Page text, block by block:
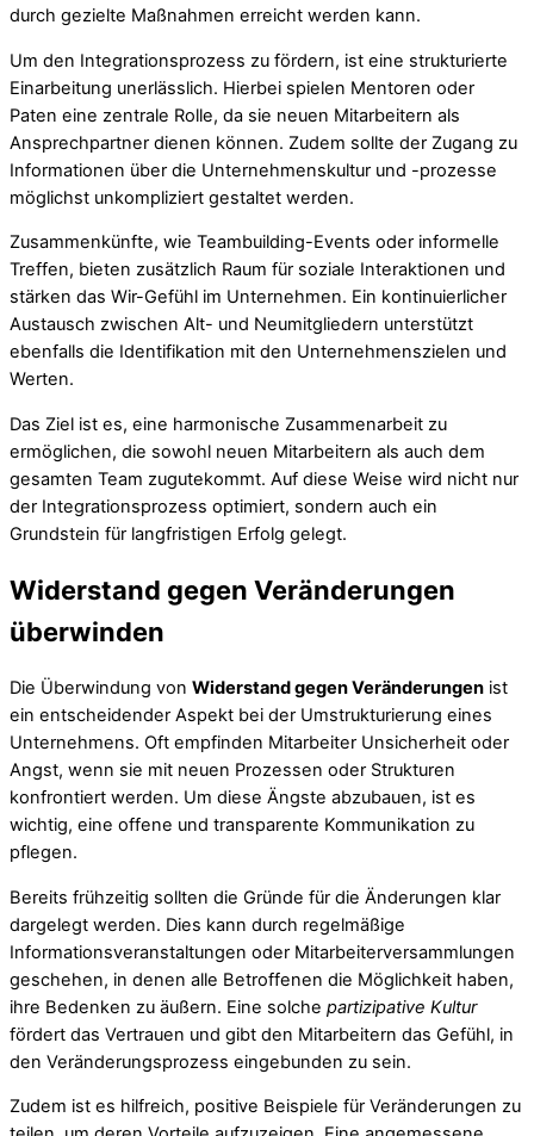
durch gezielte Maßnahmen erreicht werden kann.
Um den Integrationsprozess zu fördern, ist eine strukturierte
Einarbeitung unerlässlich. Hierbei spielen Mentoren oder
Paten eine zentrale Rolle, da sie neuen Mitarbeitern als
Ansprechpartner dienen können. Zudem sollte der Zugang zu
Informationen über die Unternehmenskultur und -prozesse
möglichst unkompliziert gestaltet werden.
Zusammenkünfte, wie Teambuilding-Events oder informelle
Treffen, bieten zusätzlich Raum für soziale Interaktionen und
stärken das Wir-Gefühl im Unternehmen. Ein kontinuierlicher
Austausch zwischen Alt- und Neumitgliedern unterstützt
ebenfalls die Identifikation mit den Unternehmenszielen und
Werten.
Das Ziel ist es, eine harmonische Zusammenarbeit zu
ermöglichen, die sowohl neuen Mitarbeitern als auch dem
gesamten Team zugutekommt. Auf diese Weise wird nicht nur
der Integrationsprozess optimiert, sondern auch ein
Grundstein für langfristigen Erfolg gelegt.
Widerstand gegen Veränderungen
überwinden
Die Überwindung von Widerstand gegen Veränderungen ist
ein entscheidender Aspekt bei der Umstrukturierung eines
Unternehmens. Oft empfinden Mitarbeiter Unsicherheit oder
Angst, wenn sie mit neuen Prozessen oder Strukturen
konfrontiert werden. Um diese Ängste abzubauen, ist es
wichtig, eine offene und transparente Kommunikation zu
pflegen.
Bereits frühzeitig sollten die Gründe für die Änderungen klar
dargelegt werden. Dies kann durch regelmäßige
Informationsveranstaltungen oder Mitarbeiterversammlungen
geschehen, in denen alle Betroffenen die Möglichkeit haben,
ihre Bedenken zu äußern. Eine solche partizipative Kultur
fördert das Vertrauen und gibt den Mitarbeitern das Gefühl, in
den Veränderungsprozess eingebunden zu sein.
Zudem ist es hilfreich, positive Beispiele für Veränderungen zu